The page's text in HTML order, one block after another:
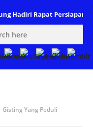
Hadiri Rapat Persiapan
Gisting Yang Peduli